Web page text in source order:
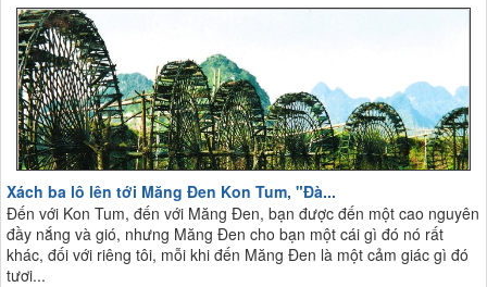
Xách ba lô lên tới Măng Đen Kon Tum, "Đà...
Đến với Kon Tum, đến với Măng Đen, bạn được đến một cao nguyên
đầy nắng và gió, nhưng Măng Đen cho bạn một cái gì đó nó rất
khác, đối với riêng tôi, mỗi khi đến Măng Đen là một cảm giác gì đó
tươi...